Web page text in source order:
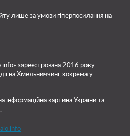
лише за умови гіперпосилання на
зареєстрована 2016 року.
на Хмельниччині, зокрема у
інформаційна картина України та